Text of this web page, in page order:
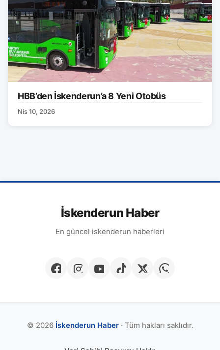
HBB’den İskenderun’a 8 Yeni Otobüs
Nis 10, 2026
İskenderun Haber
En güncel iskenderun haberleri
© 2026 İskenderun Haber· Tüm hakları saklıdır.